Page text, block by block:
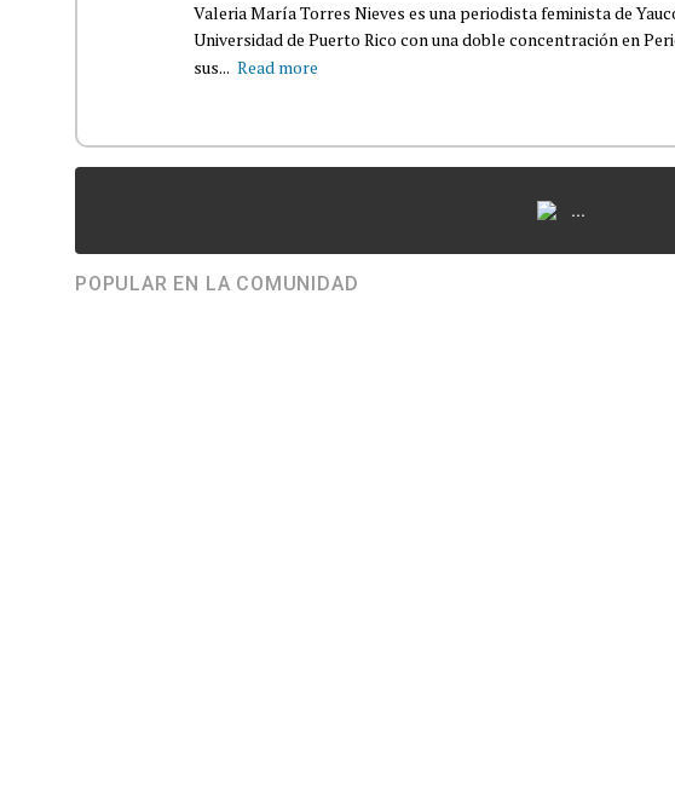
Valeria María Torres Nieves es una periodista feminista de
Universidad de Puerto Rico con una doble concentración en
sus... Read more
...
POPULAR EN LA COMUNIDAD